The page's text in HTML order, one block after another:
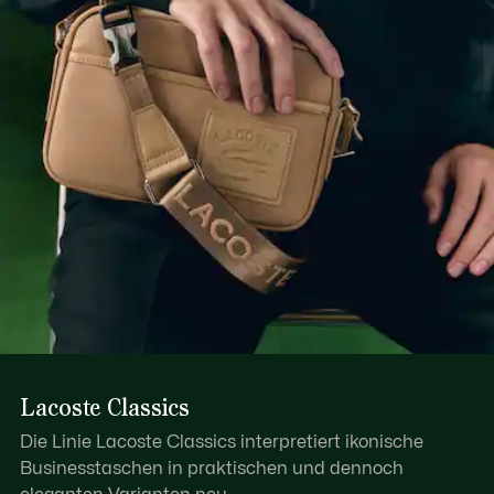
Fach für einen 15-Zoll-Laptop
1 flaches Innenfach
3 Außentaschen mit Reißverschluss
Erfahren Sie hier mehr
Lacoste Classics
Die Linie Lacoste Classics interpretiert ikonische
Businesstaschen in praktischen und dennoch